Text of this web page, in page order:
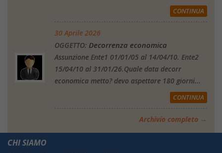
CONTINUA
30 Aprile 2026
OGGETTO: Decorrenza economica
Assunzione Ente1 01/01/05 al 14/04/10. Ente2
15/04/10 al 31/01/26.Quale data decorr
economica metto? devo aspettare 180 giorni...
CONTINUA
Archivio completo →
CHI SIAMO